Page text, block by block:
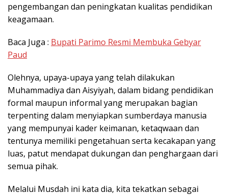
pengembangan dan peningkatan kualitas pendidikan
keagamaan.
Baca Juga : Bupati Parimo Resmi Membuka Gebyar
Paud
Olehnya, upaya-upaya yang telah dilakukan
Muhammadiya dan Aisyiyah, dalam bidang pendidikan
formal maupun informal yang merupakan bagian
terpenting dalam menyiapkan sumberdaya manusia
yang mempunyai kader keimanan, ketaqwaan dan
tentunya memiliki pengetahuan serta kecakapan yang
luas, patut mendapat dukungan dan penghargaan dari
semua pihak.
Melalui Musdah ini kata dia, kita tekatkan sebagai